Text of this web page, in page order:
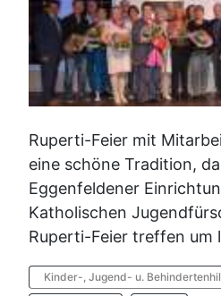
Ruperti-Feier mit
eine schöne Tradition,
Eggenfeldener
Katholischen
Ruperti-Feier treffen um
Kinder-, Jugend- u.